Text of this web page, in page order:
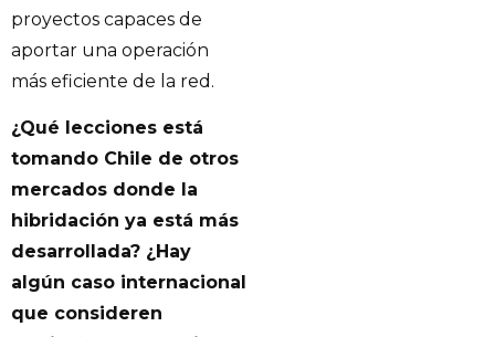
proyectos capaces de
aportar una operación
más eficiente de la red.
¿Qué lecciones está
tomando Chile de otros
mercados donde la
hibridación ya está más
desarrollada? ¿Hay
algún caso internacional
que consideren